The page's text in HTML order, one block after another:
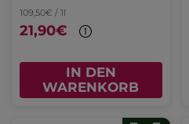
109,50€ / 1l
21,90€
IN DEN
WARENKORB